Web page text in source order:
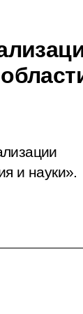
и науки».